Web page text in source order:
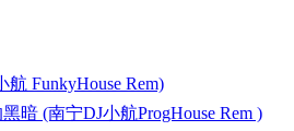
航 FunkyHouse Rem)
暗 (南宁DJ小航ProgHouse Rem )